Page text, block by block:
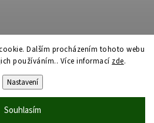
Dalším procházením tohoto webu
používáním.. Více informací zde.
Nastavení
Souhlasím
Onyx. Všechna práva vyhrazena.